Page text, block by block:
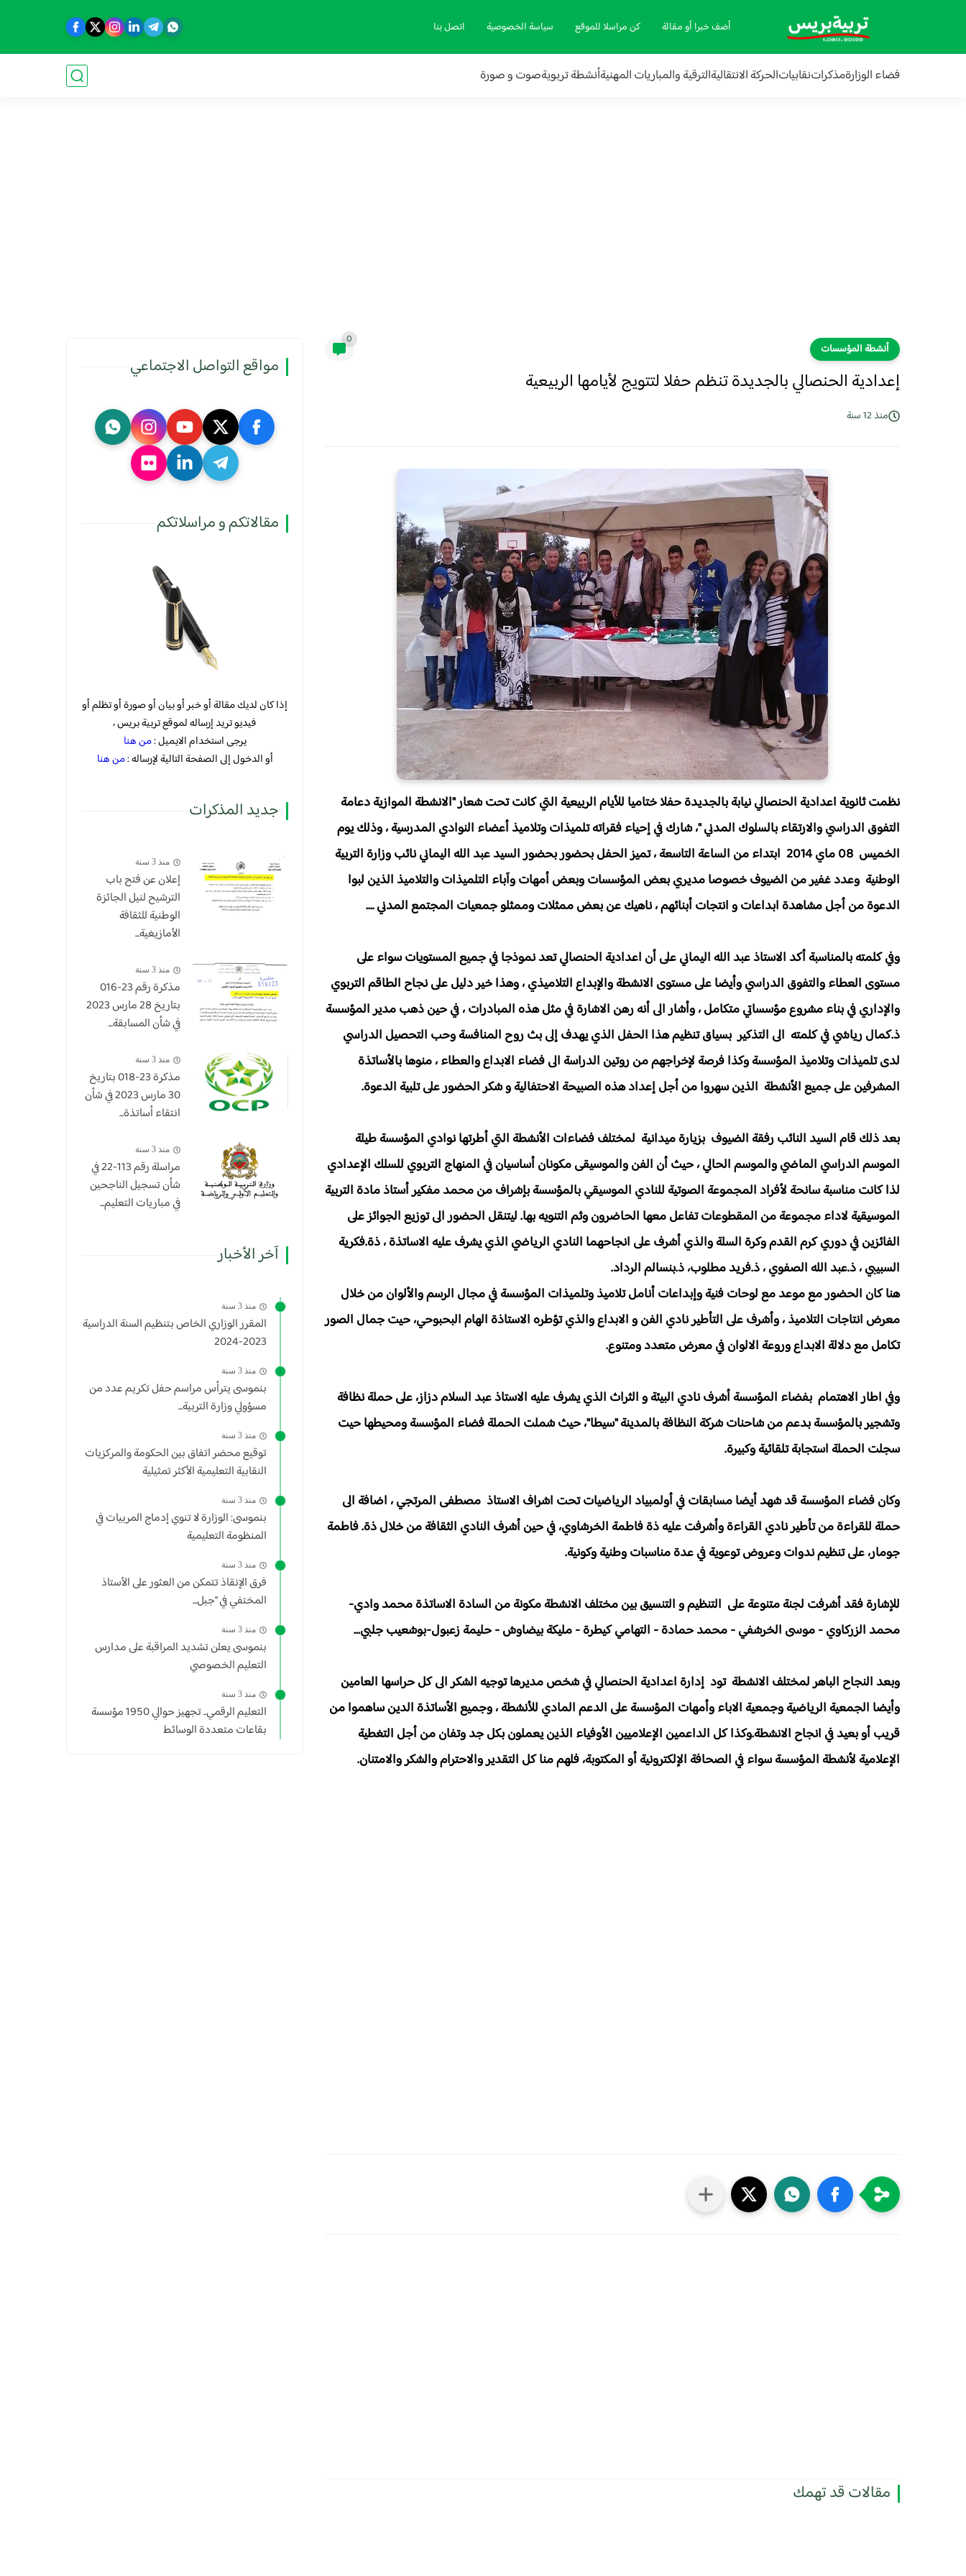
أضف خبرا أو مقالة كن مراسلا للموقع سياسة الخصوصية اتصل بنا
فضاء الوزارةمذكراتنقابياتالحركة الانتقاليةالترقية والمباريات المهنيةأنشطة تربويةصوت و صورة
أنشطة المؤسسات
0
إعدادية الحنصالي بالجديدة تنظم حفلا لتتويج لأيامها الربيعية
منذ 12 سنة
نظمت ثانوية اعدادية الحنصالي نيابة بالجديدة حفلا ختاميا للأيام الربيعية التي كانت تحت شعار "الانشطة الموازية دعامة
التفوق الدراسي والارتقاء بالسلوك المدني "، شارك في إحياء فقراته تلميذات وتلاميذ أعضاء النوادي المدرسية ، وذلك يوم
الخميس 08 ماي 2014 ابتداء من الساعة التاسعة ، تميز الحفل بحضور بحضور السيد عبد الله اليماني نائب وزارة التربية
الوطنية وعدد غفير من الضيوف خصوصا مديري بعض المؤسسات وبعض أمهات وآباء التلميذات والتلاميذ الذين لبوا
الدعوة من أجل مشاهدة ابداعات و انتجات أبنائهم ، ناهيك عن بعض ممثلات وممثلو جمعيات المجتمع المدني ….
وفي كلمته بالمناسبة أكد الاستاذ عبد الله اليماني على أن اعدادية الحنصالي تعد نموذجا في جميع المستويات سواء على
مستوى العطاء والتفوق الدراسي وأيضا على مستوى الانشطة والإبداع التلاميذي ، وهذا خير دليل على نجاح الطاقم التربوي
والإداري في بناء مشروع مؤسساتي متكامل ، وأشار الى أنه رهن الاشارة في مثل هذه المبادرات ، في حين ذهب مدير المؤسسة
ذ.كمال رياشي في كلمته الى التذكير بسياق تنظيم هذا الحفل الذي يهدف إلى بث روح المنافسة وحب التحصيل الدراسي
لدى تلميذات وتلاميذ المؤسسة وكذا فرصة لإخراجهم من روتين الدراسة الى فضاء الابداع والعطاء ، منوها بالأساتذة
المشرفين على جميع الأنشطة الذين سهروا من أجل إعداد هذه الصبيحة الاحتفالية و شكر الحضور على تلبية الدعوة.
بعد ذلك قام السيد النائب رفقة الضيوف بزيارة ميدانية لمختلف فضاءات الأنشطة التي أطرتها نوادي المؤسسة طيلة
الموسم الدراسي الماضي والموسم الحالي ، حيث أن الفن والموسيقى مكونان أساسيان في المنهاج التربوي للسلك الإعدادي
لذا كانت مناسبة سانحة لأفراد المجموعة الصوتية للنادي الموسيقي بالمؤسسة بإشراف من محمد مفكير أستاذ مادة التربية
الموسيقية لاداء مجموعة من المقطوعات تفاعل معها الحاضرون وثم التنويه بها. ليتنقل الحضور الى توزيع الجوائز على
الفائزين في دوري كرم القدم وكرة السلة والذي أشرف على انجاحهما النادي الرياضي الذي يشرف عليه الاساتذة ، ذة.فكرية
السبيبي ، ذ.عبد الله الصفوي ، ذ.فريد مطلوب، ذ.بنسالم الرداد.
هنا كان الحضور مع موعد مع لوحات فنية وإبداعات أنامل تلاميذ وتلميذات المؤسسة في مجال الرسم والألوان من خلال
معرض انتاجات التلاميذ ، وأشرف على التأطير نادي الفن و الابداع والذي تؤطره الاستاذة الهام البحبوحي، حيت جمال الصور
تكامل مع دلالة الابداع وروعة الالوان في معرض متعدد ومتنوع.
وفي اطار الاهتمام بفضاء المؤسسة أشرف نادي البيئة و الثراث الذي يشرف عليه الاستاذ عبد السلام دزاز، على حملة نظافة
وتشجير بالمؤسسة بدعم من شاحنات شركة النظافة بالمدينة "سيطا"، حيث شملت الحملة فضاء المؤسسة ومحيطها حيت
سجلت الحملة استجابة تلقائية وكبيرة.
وكان فضاء المؤسسة قد شهد أيضا مسابقات في أولمبياد الرياضيات تحت اشراف الاستاذ مصطفى المرتجي ، اضافة الى
حملة للقراءة من تأطير نادي القراءة وأشرفت عليه ذة فاطمة الخرشاوي، في حين أشرف النادي الثقافة من خلال ذة. فاطمة
جومار، على تنظيم ندوات وعروض توعوية في عدة مناسبات وطنية وكونية.
للإشارة فقد أشرفت لجنة متنوعة على التنظيم و التنسيق بين مختلف الانشطة مكونة من السادة الاساتذة محمد وادي-
محمد الزركاوي - موسى الخرشفي - محمد حمادة - التهامي كيطرة - مليكة بيضاوش - حليمة زعبول-بوشعيب جلبي...
وبعد النجاح الباهر لمختلف الانشطة تود إدارة اعدادية الحنصالي في شخص مديرها توجيه الشكر الى كل حراسها العامين
وأيضا الجمعية الرياضية وجمعية الاباء وأمهات المؤسسة على الدعم المادي للأنشطة ، وجميع الأساتذة الدين ساهموا من
قريب أو بعيد في انجاح الانشطة.وكذا كل الداعمين الإعلاميين الأوفياء الذين يعملون بكل جد وتفان من أجل التغطية
الإعلامية لأنشطة المؤسسة سواء في الصحافة الإلكترونية أو المكتوبة، فلهم منا كل التقدير والاحترام والشكر والامتنان.
مقالات قد تهمك
مواقع التواصل الاجتماعي
مقالاتكم و مراسلاتكم
إذا كان لديك مقالة أو خبر أو بيان أو صورة أو تظلم أو
فيديو تريد إرساله لموقع تربية بريس ،
يرجى استخدام الايميل :من هنا
أو الدخول إلى الصفحة التالية لإرساله :من هنا
جديد المذكرات
منذ 3 سنة
إعلان عن فتح باب
الترشيح لنيل الجائزة
الوطنية للثقافة
الأمازيغية...
منذ 3 سنة
مذكرة رقم 23-016
بتاريخ 28 مارس 2023
في شأن المسابقة...
منذ 3 سنة
​مذكرة 23-018 بتاريخ
30 مارس 2023 في شأن
انتقاء أساتذة...
منذ 3 سنة
مراسلة رقم 113-22 في
شأن تسجيل الناجحين
في مباريات التعليم...
آخر الأخبار
منذ 3 سنة
المقرر الوزاري الخاص بتنظيم السنة الدراسية
2023-2024
منذ 3 سنة
بنموسى يترأس مراسم حفل تكريم عدد من
مسؤولي وزارة التربية...
منذ 3 سنة
توقيع محضر اتفاق بين الحكومة والمركزيات
النقابية التعليمية الأكثر تمثيلية
منذ 3 سنة
بنموسى: الوزارة لا تنوي إدماج المربيات في
المنظومة التعليمية
منذ 3 سنة
فرق الإنقاذ تتمكن من العثور على الأستاذ
المختفي في "جبل...
منذ 3 سنة
بنموسى يعلن تشديد المراقبة على مدارس
التعليم الخصوصي
منذ 3 سنة
التعليم الرقمي.. تجهيز حوالي 1950 مؤسسة
بقاعات متعددة الوسائط